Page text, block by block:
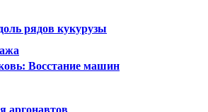
рядов кукурузы
Восстание машин
аргонавтов